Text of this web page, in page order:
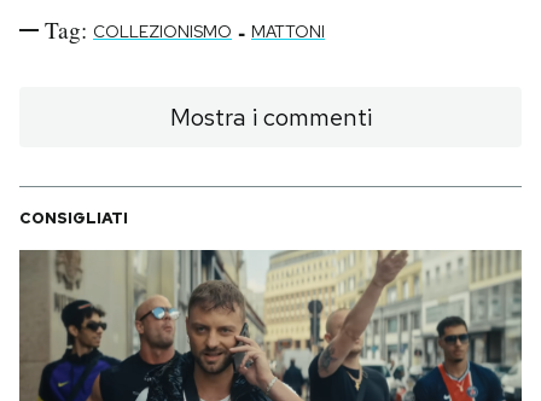
Tag: COLLEZIONISMO - MATTONI
Mostra i commenti
CONSIGLIATI